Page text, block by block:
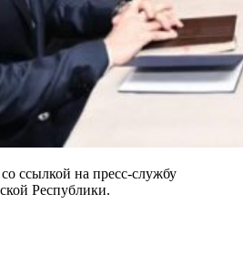
ссылкой на пресс-службу
Республики.